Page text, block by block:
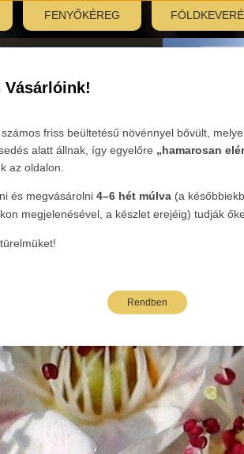
Vásárlóink!
friss beültetésű növénnyel bővült,
alatt állnak, így egyelőre „hamarosan
az oldalon.
és megvásárolni 4–6 hét múlva (a
megjelenésével, a készlet erejéig) tudják
Rendben
FENYŐKÉREG
Tovább